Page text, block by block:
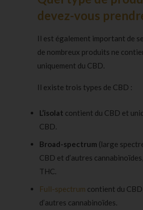
devez-vous
Il est également important de
de nombreux produits ne
uniquement du CBD.
Il existe trois types de CBD :
L’isolat contient du CBD et
CBD.
Broad-spectrum (large
CBD et d’autres
THC.
Full-spectrum contient du
d’autres cannabinoïdes.